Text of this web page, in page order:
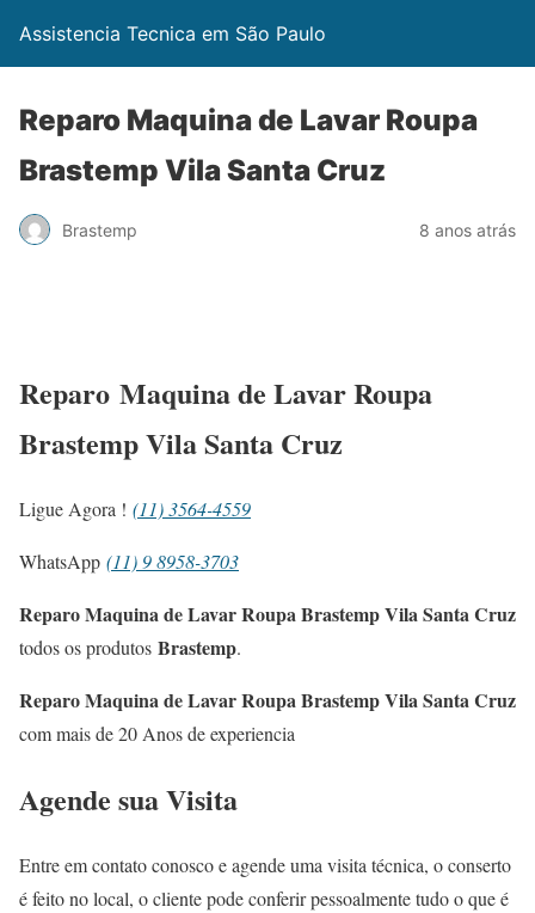
Assistencia Tecnica em São Paulo
Reparo Maquina de Lavar Roupa
Brastemp Vila Santa Cruz
Brastemp 8 anos atrás
Reparo Maquina de Lavar Roupa
Brastemp Vila Santa Cruz
Ligue Agora ! (11) 3564-4559
WhatsApp (11) 9 8958-3703
Reparo Maquina de Lavar Roupa Brastemp Vila Santa Cruz
todos os produtos Brastemp.
Reparo Maquina de Lavar Roupa Brastemp Vila Santa Cruz
com mais de 20 Anos de experiencia
Agende sua Visita
Entre em contato conosco e agende uma visita técnica, o conserto
é feito no local, o cliente pode conferir pessoalmente tudo o que é